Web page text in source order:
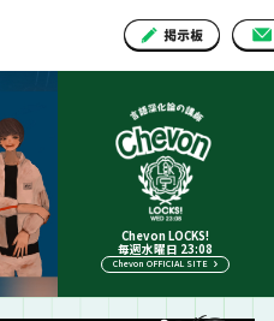
Chevon LOCKS!
毎週水曜日 23:08
Chevon OFFICIAL SITE